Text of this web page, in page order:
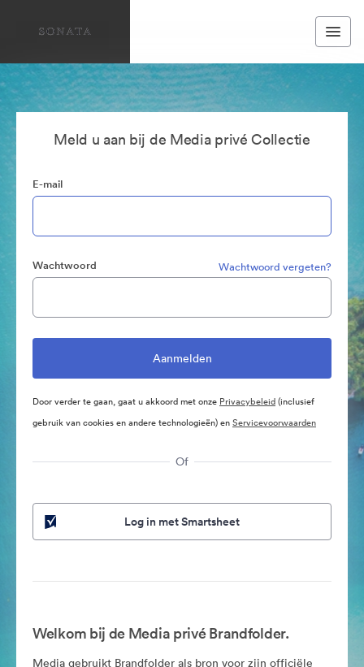
Meld u aan bij de Media privé Collectie
E-mail
Wachtwoord Wachtwoord vergeten?
Door verder te gaan, gaat u akkoord met onze Privacybeleid(inclusief
gebruik van cookies en andere technologieën) enServicevoorwaarden
Of
Log in met Smartsheet
Welkom bij de Media privé Brandfolder.
Media gebruikt Brandfolder als bron voor zijn officiële